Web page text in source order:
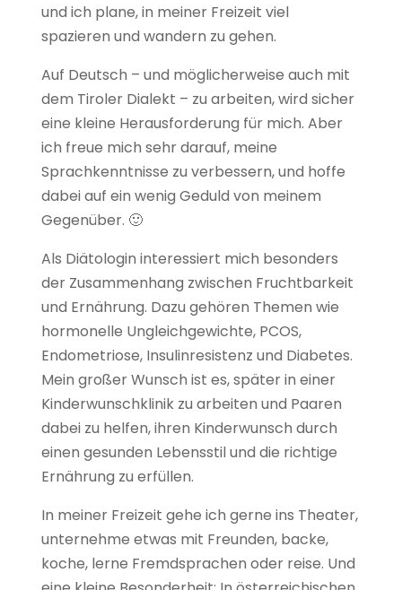
und ich plane, in meiner Freizeit viel
spazieren und wandern zu gehen.
Auf Deutsch – und möglicherweise auch mit
dem Tiroler Dialekt – zu arbeiten, wird sicher
eine kleine Herausforderung für mich. Aber
ich freue mich sehr darauf, meine
Sprachkenntnisse zu verbessern, und hoffe
dabei auf ein wenig Geduld von meinem
Gegenüber. 🙂
Als Diätologin interessiert mich besonders
der Zusammenhang zwischen Fruchtbarkeit
und Ernährung. Dazu gehören Themen wie
hormonelle Ungleichgewichte, PCOS,
Endometriose, Insulinresistenz und Diabetes.
Mein großer Wunsch ist es, später in einer
Kinderwunschklinik zu arbeiten und Paaren
dabei zu helfen, ihren Kinderwunsch durch
einen gesunden Lebensstil und die richtige
Ernährung zu erfüllen.
In meiner Freizeit gehe ich gerne ins Theater,
unternehme etwas mit Freunden, backe,
koche, lerne Fremdsprachen oder reise. Und